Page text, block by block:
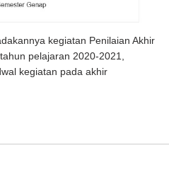
kegiatan Penilaian Akhir
pelajaran 2020-2021,
kegiatan pada akhir